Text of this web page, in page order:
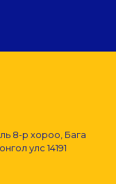
8-р хороо, Бага
улс 14191